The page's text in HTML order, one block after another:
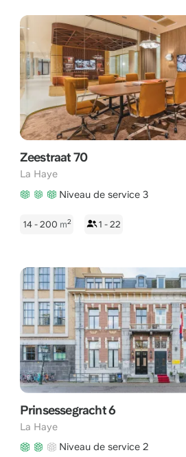
Zeestraat 70
La Haye
Niveau de service 3
14 - 200 m2 1 - 22
Prinsessegracht 6
La Haye
Niveau de service 2